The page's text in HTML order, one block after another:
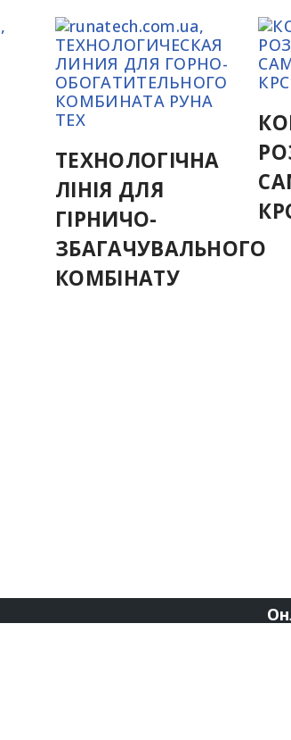
ТЕХНОЛОГІЧНА
ЛІНІЯ ДЛЯ
ГІРНИЧО-
ЗБАГАЧУВАЛЬНОГО
КОМБІНАТУ